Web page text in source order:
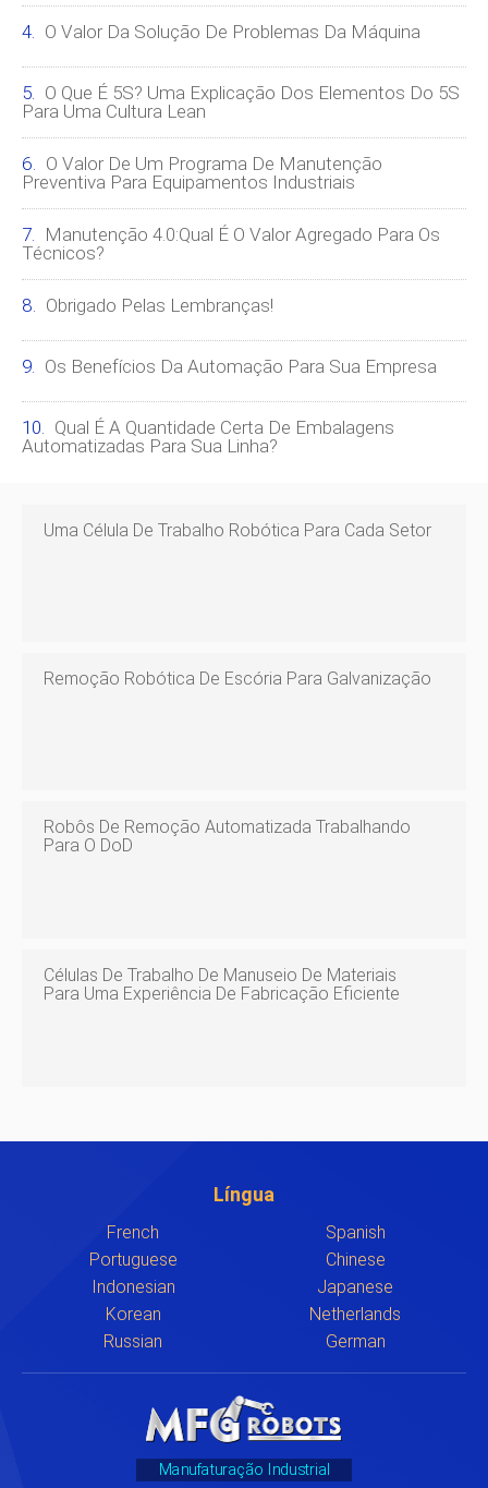
O Valor Da Solução De Problemas Da Máquina
O Que É 5S? Uma Explicação Dos Elementos Do 5S
Para Uma Cultura Lean
O Valor De Um Programa De Manutenção
Preventiva Para Equipamentos Industriais
Manutenção 4.0:qual É O Valor Agregado Para Os
Técnicos?
Obrigado Pelas Lembranças!
Os Benefícios Da Automação Para Sua Empresa
Qual É A Quantidade Certa De Embalagens
Automatizadas Para Sua Linha?
Uma Célula De Trabalho Robótica Para Cada Setor
Remoção Robótica De Escória Para Galvanização
Robôs De Remoção Automatizada Trabalhando
Para O DoD
Células De Trabalho De Manuseio De Materiais
Para Uma Experiência De Fabricação Eficiente
Língua
French
Spanish
Portuguese
Chinese
Indonesian
Japanese
Korean
Netherlands
Russian
German
Manufaturação Industrial